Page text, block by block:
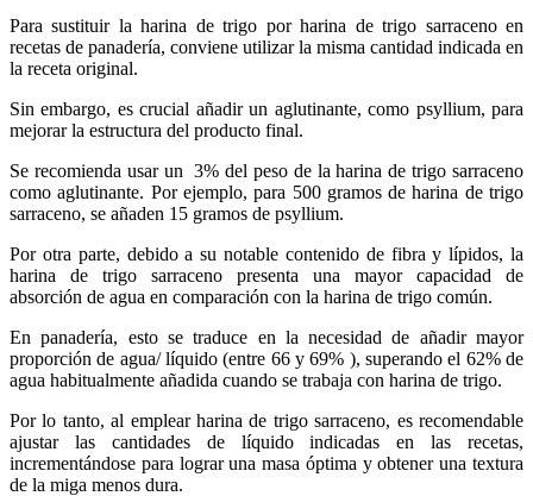
Para sustituir la harina de trigo por harina de trigo sarraceno en
recetas de panadería, conviene utilizar la misma cantidad indicada en
la receta original.
Sin embargo, es crucial añadir un aglutinante, como psyllium, para
mejorar la estructura del producto final.
Se recomienda usar un 3% del peso de la harina de trigo sarraceno
como aglutinante. Por ejemplo, para 500 gramos de harina de trigo
sarraceno, se añaden 15 gramos de psyllium.
Por otra parte, debido a su notable contenido de fibra y lípidos, la
harina de trigo sarraceno presenta una mayor capacidad de
absorción de agua en comparación con la harina de trigo común.
En panadería, esto se traduce en la necesidad de añadir mayor
proporción de agua/ líquido (entre 66 y 69% ), superando el 62% de
agua habitualmente añadida cuando se trabaja con harina de trigo.
Por lo tanto, al emplear harina de trigo sarraceno, es recomendable
ajustar las cantidades de líquido indicadas en las recetas,
incrementándose para lograr una masa óptima y obtener una textura
de la miga menos dura.